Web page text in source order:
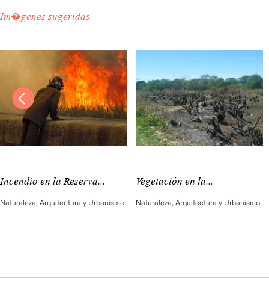
Im�genes sugeridas
Incendio en la Reserva...
Naturaleza, Arquitectura y Urbanismo
Vegetación en la...
Naturaleza, Arquitectura y Urbanismo